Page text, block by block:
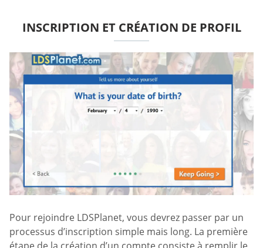
INSCRIPTION ET CRÉATION DE PROFIL
Pour rejoindre LDSPlanet, vous devrez passer par un
processus d’inscription simple mais long. La première